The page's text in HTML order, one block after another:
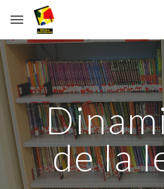
Skip to main content
de la